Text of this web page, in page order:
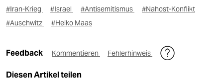
#Iran-Krieg #Israel #Antisemitismus
#Nahost-Konflikt
#Auschwitz
#Heiko Maas
Feedback Kommentieren Fehlerhinweis
Diesen Artikel teilen